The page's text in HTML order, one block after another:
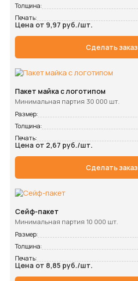
Толщина:
Печать:
Цена от 9,97 руб./шт.
Сделать заказ
Пакет майка с логотипом
Минимальная партия 30 000 шт.
Размер:
Толщина:
Печать:
Цена от 2,67 руб./шт.
Сделать заказ
Сейф-пакет
Минимальная партия 10 000 шт.
Размер:
Толщина:
Печать:
Цена от 8,85 руб./шт.